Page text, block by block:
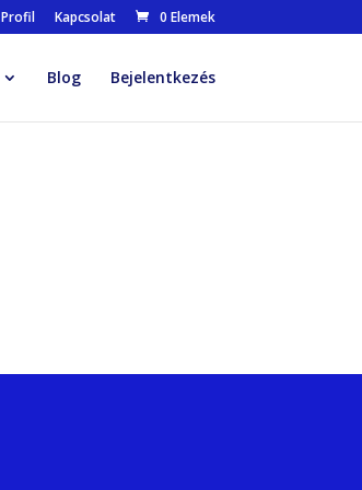
Profil Kapcsolat 0 Elemek
Blog Bejelentkezés